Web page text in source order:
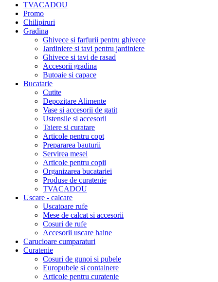
TVACADOU
Promo
Chilipiruri
Gradina
Ghivece si farfurii pentru ghivece
Jardiniere si tavi pentru jardiniere
Ghivece si tavi de rasad
Accesorii gradina
Butoaie si capace
Bucatarie
Cutite
Depozitare Alimente
Vase si accesorii de gatit
Ustensile si accesorii
Taiere si curatare
Articole pentru copt
Prepararea bauturii
Servirea mesei
Articole pentru copii
Organizarea bucatariei
Produse de curatenie
TVACADOU
Uscare - calcare
Uscatoare rufe
Mese de calcat si accesorii
Cosuri de rufe
Accesorii uscare haine
Carucioare cumparaturi
Curatenie
Cosuri de gunoi si pubele
Europubele si containere
Articole pentru curatenie